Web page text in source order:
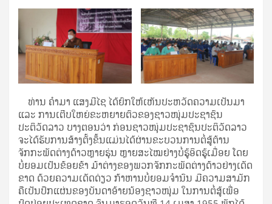
ທ່ານ ຄຳມາ ແສງມີໄຊ ໄດ້ຍົກໃຫ້ເຫັນປະຫວັດຄວາມເປັນມາ
ແລະ ການເຕີບໃຫຍ່ຂະຫຍາຍຕົວຂອງຊາວໜຸ່ມປະຊາຊົນ
ປະຕິວັດລາວ ບາງຕອນວ່າ ກ່ອນຊາວໜຸ່ມປະຊາຊົນປະຕິວັດລາວ
ຈະໄດ້ຮັບການສ້າງຕັ້ງຂຶ້ນແມ່ນໄດ້ຜ່ານຂະບວນການຕໍ່ສູ້ຕ້ານ
ຈັກກະພັດຕ່າງດ້າວຫຼາຍຮຸ່ນ ຫຼາຍສະໄໝຢ່າງບໍ່ຮູ້ອິດຮູ້ເມື່ອຍ ໂດຍ
ບໍ່ຍອມເປັນຂ້ອຍຂ້າ ມ້າຕ່າງຂອງພວກຈັກກະພັດຕ່າງດ້າວຢ່າງເດັດ
ຂາດ ດ້ວຍຄວາມເດັດດ່ຽວ ກ້າຫານບໍ່ຍອມຈຳນົນ ມີຄວາມສາມັກ
ຄືເປັນປຶກແຜ່ນຂອງບັນດາອ້າຍນ້ອງຊາວໜຸ່ມ ໃນການຕໍ່ສູ້ເພື່ອ